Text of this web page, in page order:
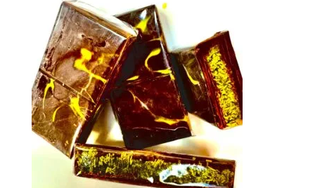
original
era:
70,00 €.
actual
es:
55,00 €.